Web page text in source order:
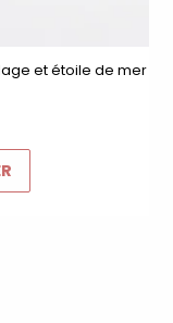
et étoile de mer